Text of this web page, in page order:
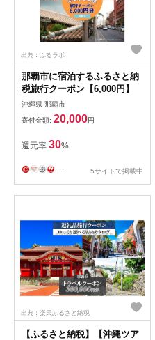
出典：ふるラボ
那覇市に宿泊するふるさと納
税旅行クーポン【6,000円】
沖縄県 那覇市
寄付金額: 20,000円
還元率 30%
5サイトで掲載中
出典：楽天ふるさと納税
【ふるさと納税】【沖縄ツア